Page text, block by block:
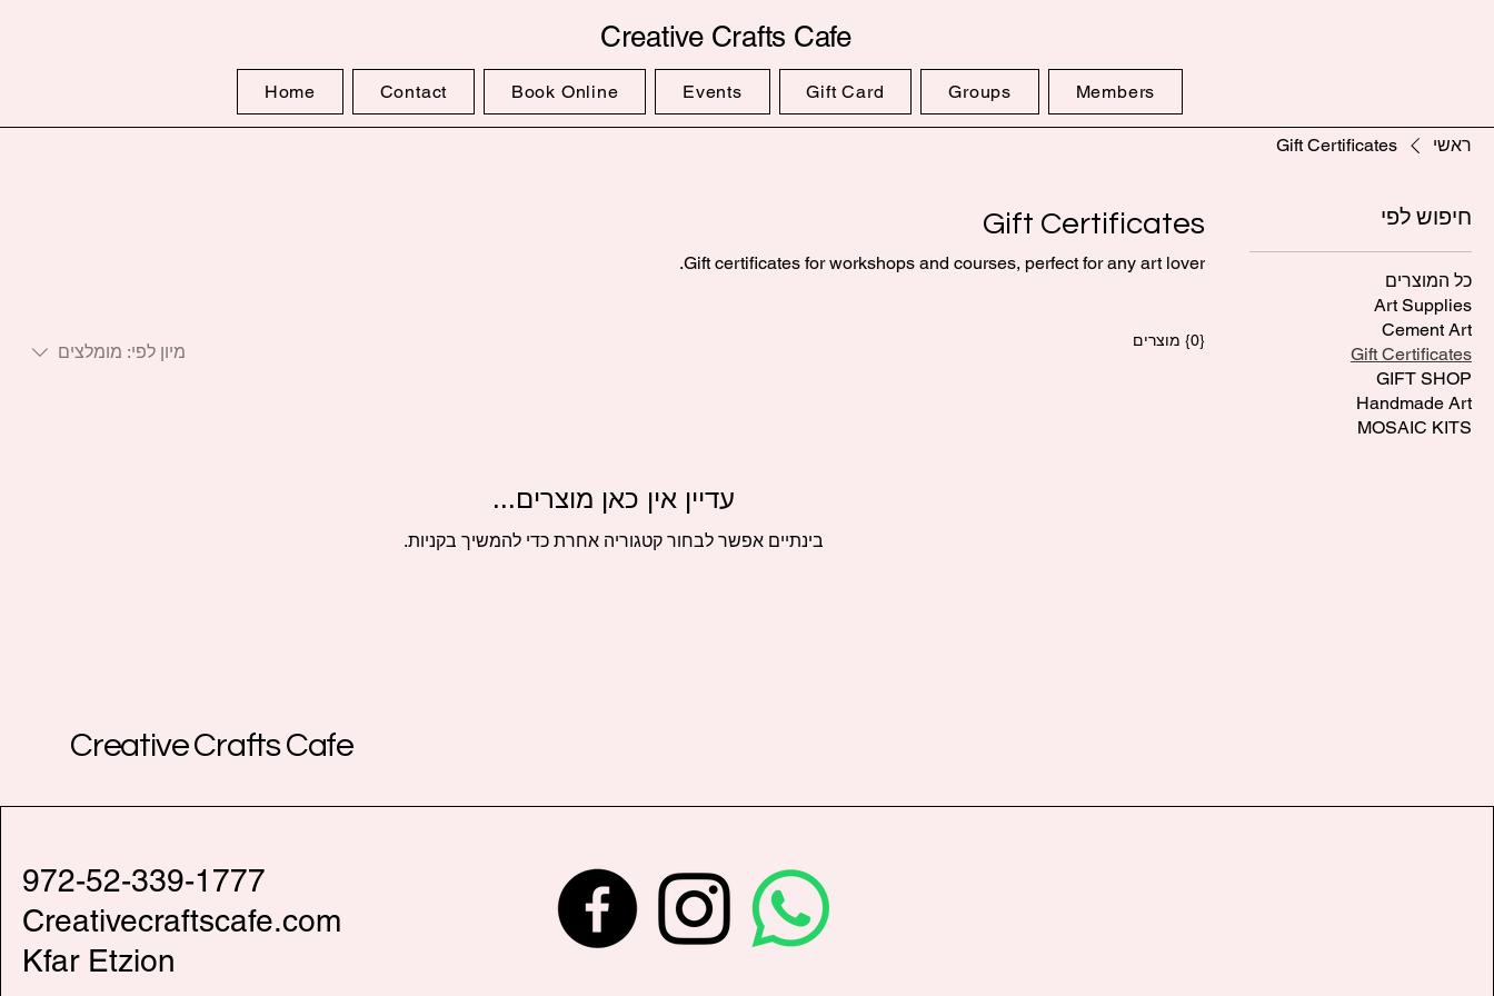
Home Contact Book Online Events Gift Card Groups Members
Creative Crafts Cafe
ראשי Gift Certificates
חיפוש לפי
כל המוצרים
Art Supplies
Cement Art
Gift Certificates
GIFT SHOP
Handmade Art
MOSAIC KITS
Gift Certificates
Gift certificates for workshops and courses, perfect for any art lover.
{0} מוצרים
מיון לפי: מומלצים
עדיין אין כאן מוצרים...
בינתיים אפשר לבחור קטגוריה אחרת כדי להמשיך בקניות.
Creative Crafts Cafe
972-52-339-1777
Creativecraftscafe.com
Kfar Etzion